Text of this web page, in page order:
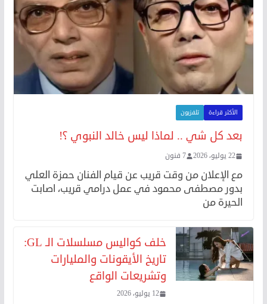
الأكثر قراءة تلفزيون
بعد كل شي .. لماذا ليس خالد النبوي ؟!
22 يوليو، 2026 7 فنون
مع الإعلان من وقت قريب عن قيام الفنان حمزة العلي
بدور مصطفى محمود في عمل درامي قريب، اصابت
الحيرة من
خلف كواليس مسلسلات الـ GL:
تاريخ الأيقونات والمليارات
وتشريعات الواقع
12 يوليو، 2026